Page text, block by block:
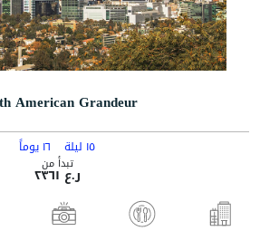
American Grandeur
١٥ ليلة ١٦ يوماً
تبدأ منر.ع ٢٣٦١